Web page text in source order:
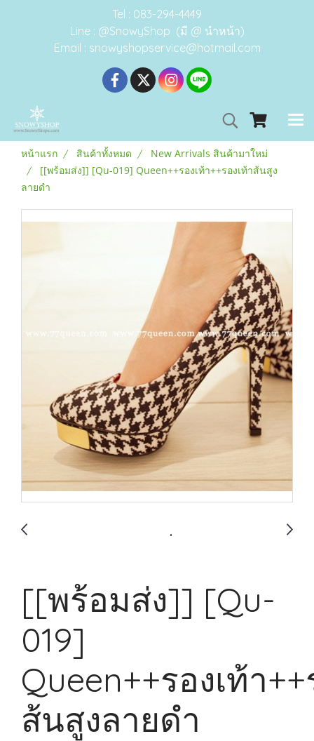
Tel : 083-294-4449
Line : @SnowyShop (มี @ นำหน้า)
Email : snowyshopservice@hotmail.com
หน้าแรก สินค้าทั้งหมด
New Arrivals สินค้ามาใหม่
[[พร้อมส่ง]] [Qu-019] Queen++รองเท้า++รองเท้าส้นสูง
ลายดำ
[[พร้อมส่ง]] [Qu-
019]
Queen++รองเท้า
ส้นสูงลายดำ